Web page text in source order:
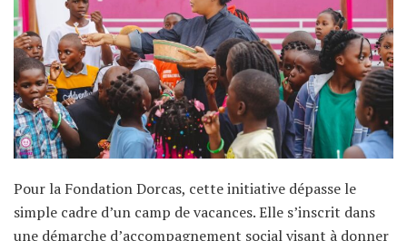
Pour la Fondation Dorcas, cette initiative dépasse le
simple cadre d’un camp de vacances. Elle s’inscrit dans
une démarche d’accompagnement social visant à donner